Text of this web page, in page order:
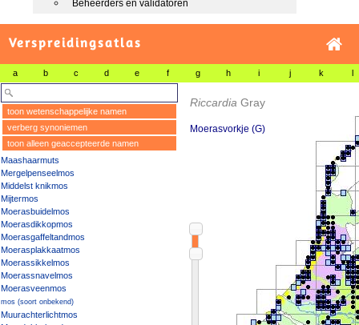
Beheerders en validatoren
Verspreidingsatlas
a b c d e f g h i j k l
toon wetenschappelijke namen
verberg synoniemen
toon alleen geaccepteerde namen
Maashaarmuts
Mergelpenseelmos
Middelst knikmos
Mijtermos
Moerasbuidelmos
Moerasdikkopmos
Moerasgaffeltandmos
Moerasplakkaatmos
Moerassikkelmos
Moerassnavelmos
Moerasveenmos
mos (soort onbekend)
Muurachterlichtmos
Riccardia Gray
Moerasvorkje (G)